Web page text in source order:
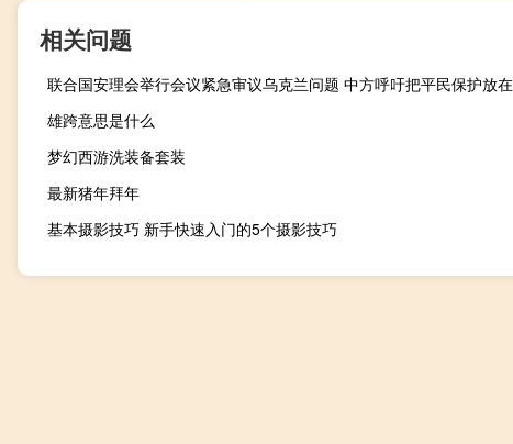
相关问题
雄跨意思是什么
梦幻西游洗装备套装
最新猪年拜年
基本摄影技巧 新手快速入门的5个摄影技巧